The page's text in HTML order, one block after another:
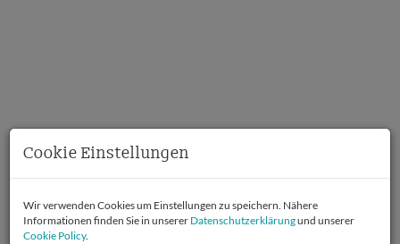
Cookie Einstellungen
Wir verwenden Cookies um Einstellungen zu speichern. Nähere
Informationen finden Sie in unserer Datenschutzerklärungund unserer
Cookie Policy.